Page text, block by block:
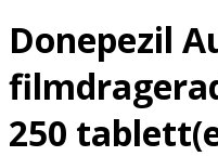
Donepezil
250